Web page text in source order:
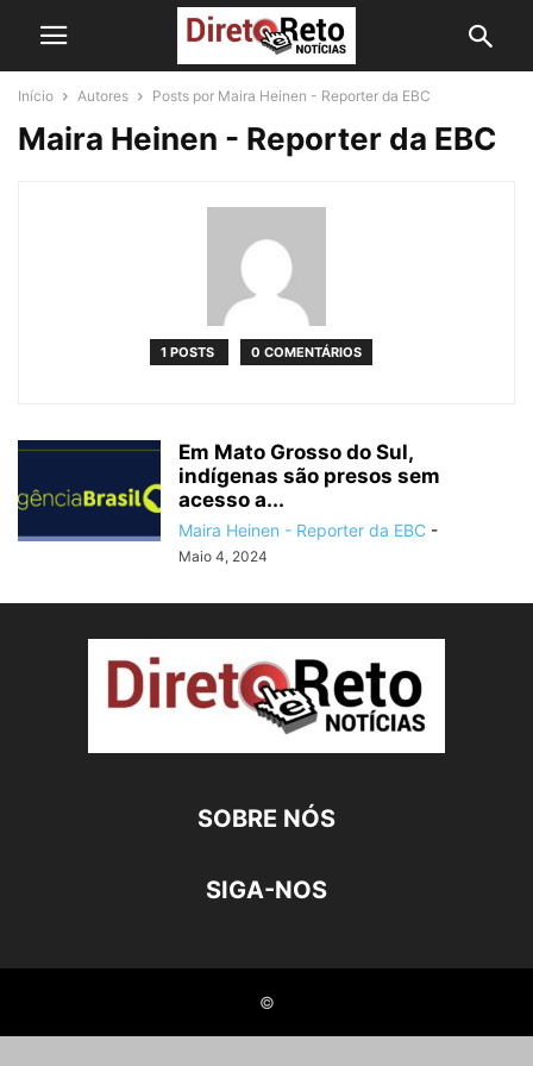
Início Autores Posts por Maira Heinen - Reporter da EBC
Maira Heinen - Reporter da EBC
1 POSTS 0 COMENTÁRIOS
Em Mato Grosso do Sul,
indígenas são presos sem
acesso a...
Maira Heinen - Reporter da EBC -
Maio 4, 2024
SOBRE NÓS
SIGA-NOS
©